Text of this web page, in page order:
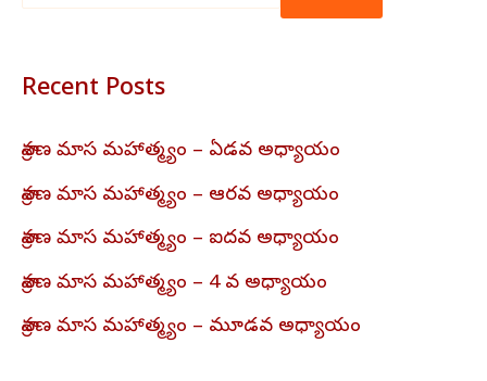
Recent Posts
శ్రావణ మాస మహాత్మ్యం – ఏడవ అధ్యాయం
శ్రావణ మాస మహాత్మ్యం – ఆరవ అధ్యాయం
శ్రావణ మాస మహాత్మ్యం – ఐదవ అధ్యాయం
శ్రావణ మాస మహాత్మ్యం – 4 వ అధ్యాయం
శ్రావణ మాస మహాత్మ్యం – మూడవ అధ్యాయం